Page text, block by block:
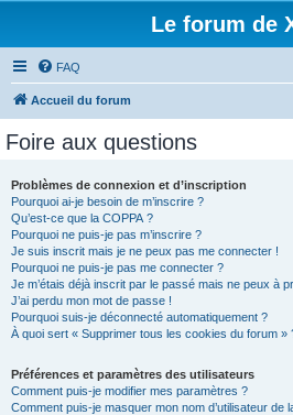
Le forum de
FAQ
Accueil du forum
Foire aux questions
Problèmes de connexion et d’inscription
Pourquoi ai-je besoin de m’inscrire ?
Qu’est-ce que la COPPA ?
Pourquoi ne puis-je pas m’inscrire ?
Je suis inscrit mais je ne peux pas me connecter !
Pourquoi ne puis-je pas me connecter ?
Je m’étais déjà inscrit par le passé mais ne peux à
J’ai perdu mon mot de passe !
Pourquoi suis-je déconnecté automatiquement ?
À quoi sert « Supprimer tous les cookies du forum »
Préférences et paramètres des utilisateurs
Comment puis-je modifier mes paramètres ?
Comment puis-je masquer mon nom d’utilisateur de